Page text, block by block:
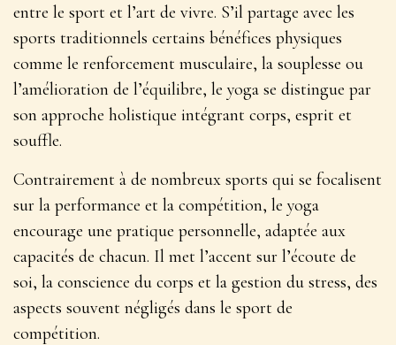
entre le sport et l’art de vivre. S’il partage avec les
sports traditionnels certains bénéfices physiques
comme le renforcement musculaire, la souplesse ou
l’amélioration de l’équilibre, le yoga se distingue par
son approche holistique intégrant corps, esprit et
souffle.
Contrairement à de nombreux sports qui se focalisent
sur la performance et la compétition, le yoga
encourage une pratique personnelle, adaptée aux
capacités de chacun. Il met l’accent sur l’écoute de
soi, la conscience du corps et la gestion du stress, des
aspects souvent négligés dans le sport de
compétition.